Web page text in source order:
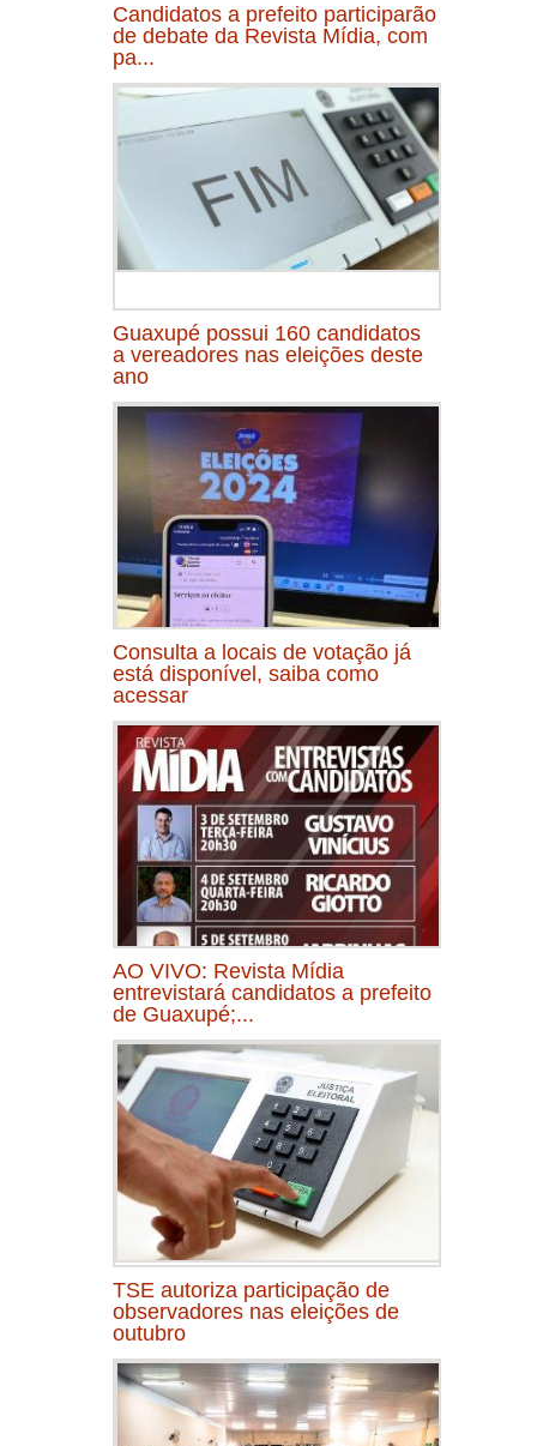
Candidatos a prefeito participarão
de debate da Revista Mídia, com
pa...
Guaxupé possui 160 candidatos
a vereadores nas eleições deste
ano
Consulta a locais de votação já
está disponível, saiba como
acessar
AO VIVO: Revista Mídia
entrevistará candidatos a prefeito
de Guaxupé;...
TSE autoriza participação de
observadores nas eleições de
outubro